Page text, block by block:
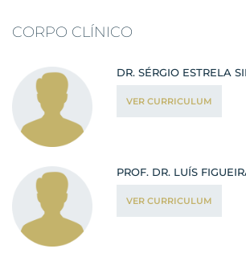
CORPO CLÍNICO
DR. SÉRGIO ESTRELA
VER CURRICULUM
PROF. DR. LUÍS
VER CURRICULUM